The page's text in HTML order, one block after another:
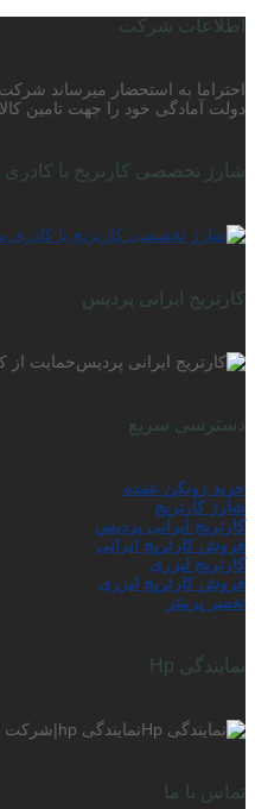
اطلاعات شرکت
دولت آمادگی خود را جهت تامین
شارژ تخصصی کارتریج با
کارتریج ایرانی پردیس
حمایت از
دسترسی سریع
خرید زونکن عمده
شارژ کارتریج
کارتریج ایرانی پردیس
فروش کارتریج ایرانی
کارتریج لیزری
فروش کارتریج لیزری
تعمیر پرینتر
نمایندگی Hp
نمایندگی hp|شرکت hp|آیا نمایندگی hp در ایران وجود دارد؟
تماس با ما